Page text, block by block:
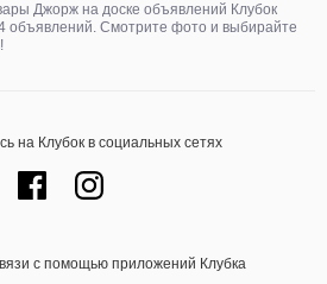
Джорж на доске объявлений Клубок
объявлений. Смотрите фото и выбирайте
на Клубок в социальных сетях
с помощью приложений Клубка